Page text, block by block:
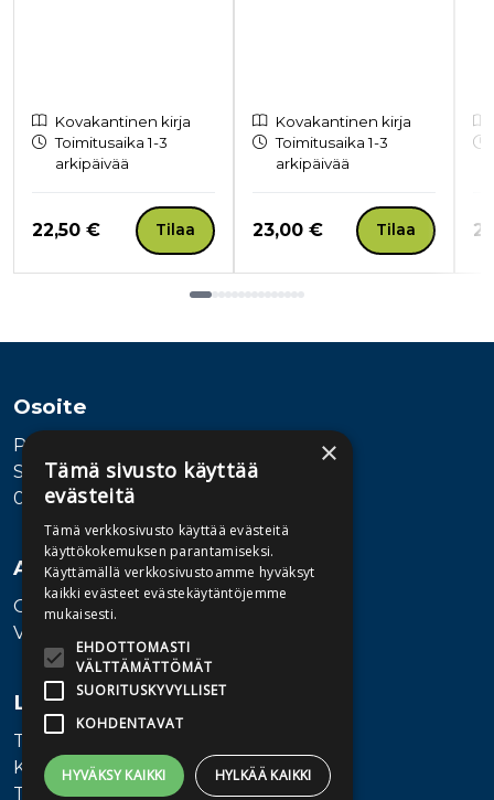
Kovakantinen kirja
Toimitusaika 1-3
arkipäivää
Hinta nyt
22,50 € Tilaa
Kovakantinen kirja
Toimitusaika 1-3
arkipäivää
Hinta nyt
23,00 € Tilaa
Osoite
Publiva Oy
Sörnäistenkatu 1
00580 Helsinki
Asiakaspalvelu
Ota yhteyttä
Vaihde: 010 345100
Lisätietoa
Toimitusehdot
Käyttöohjeet
Tietosuojaseloste
×
Tämä sivusto käyttää
evästeitä
Tämä verkkosivusto käyttää evästeitä
käyttökokemuksen parantamiseksi.
Käyttämällä verkkosivustoamme hyväksyt
kaikki evästeet evästekäytäntöjemme
mukaisesti.
EHDOTTOMASTI
VÄLTTÄMÄTTÖMÄT
SUORITUSKYVYLLISET
KOHDENTAVAT
HYVÄKSY KAIKKI HYLKÄÄ KAIKKI